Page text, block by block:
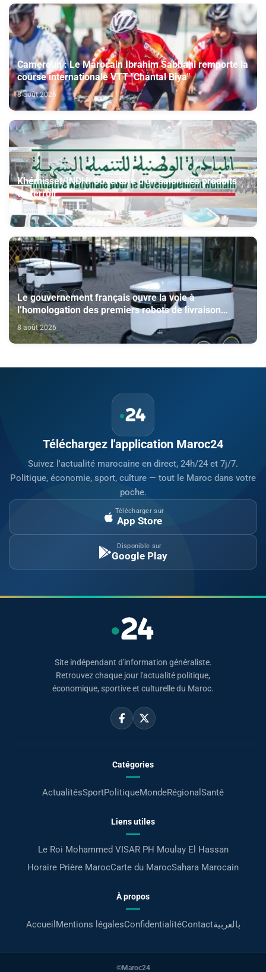
Cameroun : Le Marocain Ibrahim Sabbahi remporte la
course internationale VTT "Chantal Biya"
8 août 2026
Khémisset/INDH: Ouverture d'un salon des produits
du terroir
8 août 2026
Le gouvernement français ouvre la voie à
l’homologation des premiers robots de livraison
autonome
8 août 2026
Téléchargez l'application Maroc24
Suivez l'actualité marocaine en direct, 24h/24 et 7j/7.
Politique, économie, sport, culture — tout le Maroc dans votre
poche.
Télécharger sur
App Store
Disponible sur
Google Play
Site indépendant d'information généraliste.
Retrouvez chaque jour l'actualité politique,
économique, sportive et culturelle du Maroc.
Catégories
ActualitésSportPolitiqueMondeRégional Santé
Liens utiles
Le Roi Mohammed VISAR PH Moulay El Hassan
Horaire Prière MarocCarte du MarocSahara Marocain
À propos
Accueil Mentions légalesConfidentialitéContactبالعربية
©Maroc24